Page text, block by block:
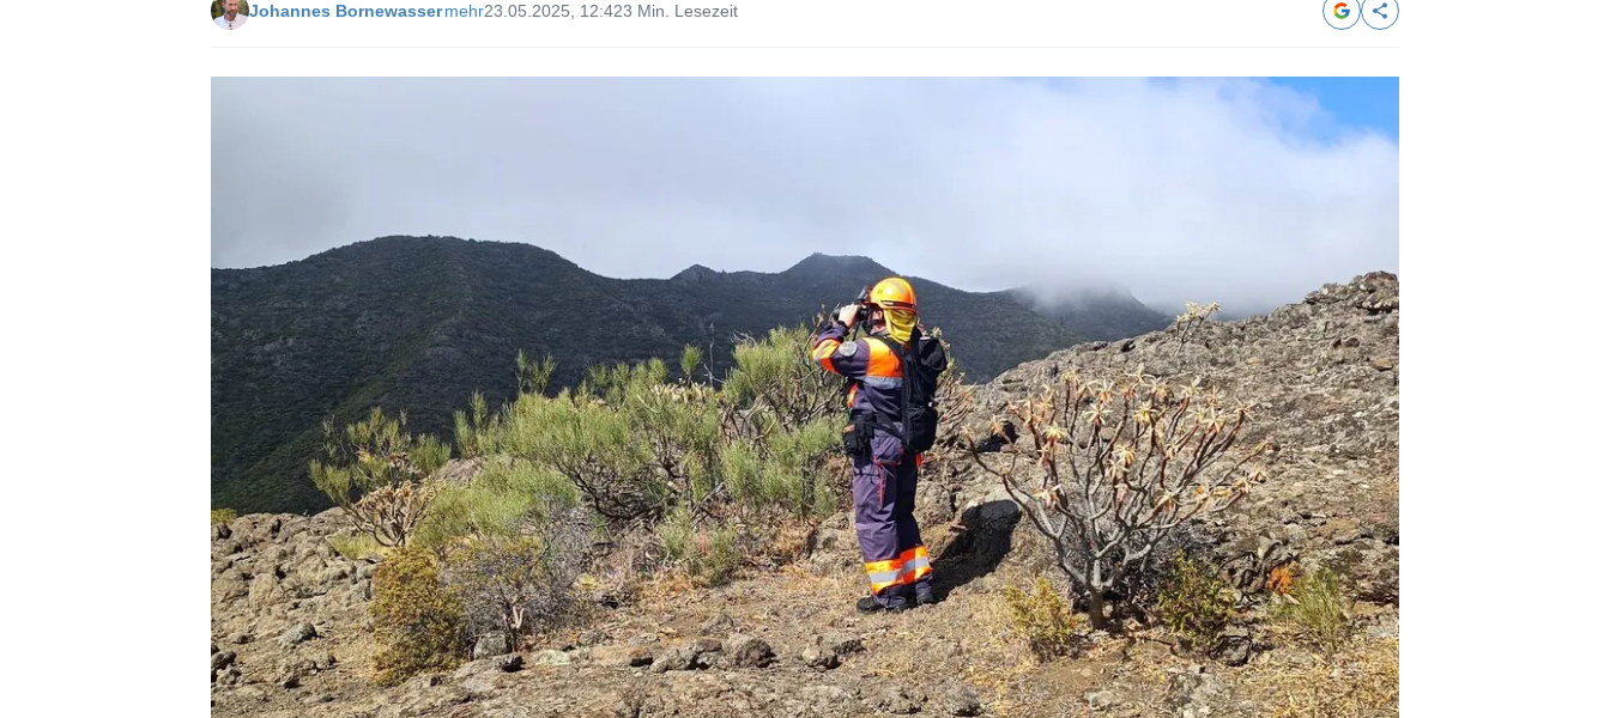
Johannes Bornewassermehr23.05.2025, 12:423 Min. Lesezeit